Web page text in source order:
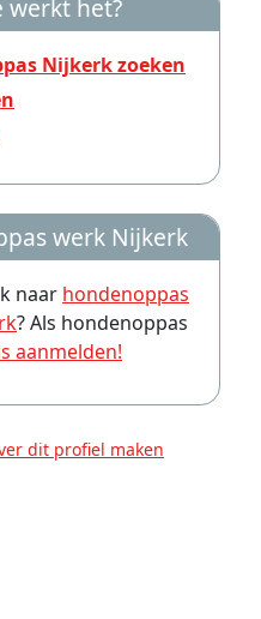
werkt het?
Nijkerk zoeken
werk Nijkerk
naar hondenoppas
? Als hondenoppas
aanmelden!
dit profiel maken